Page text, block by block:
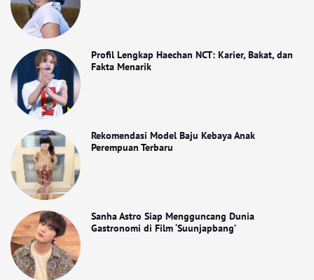
Profil Lengkap Haechan NCT: Karier, Bakat, dan
Fakta Menarik
Rekomendasi Model Baju Kebaya Anak
Perempuan Terbaru
Sanha Astro Siap Mengguncang Dunia
Gastronomi di Film ‘Suunjapbang’